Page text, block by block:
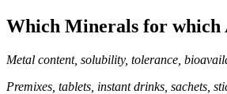
Which Minerals for which
Metal content, solubility, tolerance,
Premixes, tablets, instant drinks, sachets,